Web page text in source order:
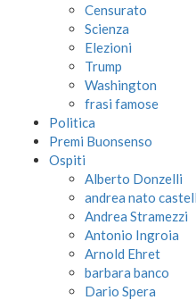
Censurato
Scienza
Elezioni
Trump
Washington
frasi famose
Politica
Premi Buonsenso
Ospiti
Alberto Donzelli
andrea nato
Andrea Stramezzi
Antonio Ingroia
Arnold Ehret
barbara banco
Dario Spera